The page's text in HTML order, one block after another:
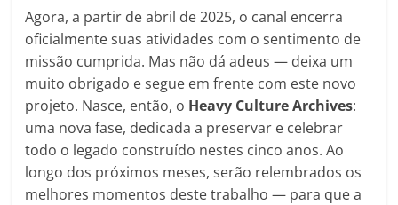
Agora, a partir de abril de 2025, o canal encerra
oficialmente suas atividades com o sentimento de
missão cumprida. Mas não dá adeus — deixa um
muito obrigado e segue em frente com este novo
projeto. Nasce, então, o Heavy Culture Archives:
uma nova fase, dedicada a preservar e celebrar
todo o legado construído nestes cinco anos. Ao
longo dos próximos meses, serão relembrados os
melhores momentos deste trabalho — para que a